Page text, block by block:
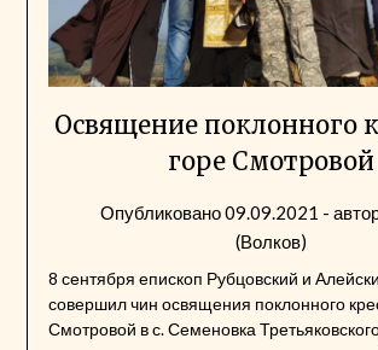
Освящение поклонного
горе Смотровой
Опубликовано09.09.2021 -
(Волков)
8 сентября епископ Рубцовский и
совершил чин освящения поклонного
Смотровой в с. Семеновка